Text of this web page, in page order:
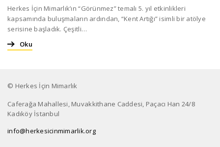
Herkes İçin Mimarlık’ın “Görünmez” temalı 5. yıl etkinlikleri
kapsamında buluşmaların ardından, “Kent Artığı” isimli bir atölye
serisine başladık. Çeşitli…
Oku
© Herkes İçin Mimarlık
Caferağa Mahallesi, Muvakkithane Caddesi, Paçacı Han 24/8
Kadıköy İstanbul
info@herkesicinmimarlik.org